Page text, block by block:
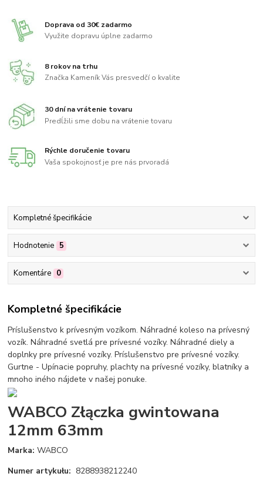
Doprava od 30€ zadarmo
Využite dopravu úplne zadarmo
8 rokov na trhu
Značka Kameník Vás presvedčí o kvalite
30 dní na vrátenie tovaru
Predĺžili sme dobu na vrátenie tovaru
Rýchle doručenie tovaru
Vaša spokojnosť je pre nás prvoradá
Kompletné špecifikácie
Hodnotenie 5
Komentáre 0
Kompletné špecifikácie
Príslušenstvo k prívesným vozíkom. Náhradné koleso na prívesný
vozík. Náhradné svetlá pre prívesné vozíky. Náhradné diely a
doplnky pre prívesné vozíky. Príslušenstvo pre prívesné vozíky.
Gurtne - Upínacie popruhy, plachty na prívesné vozíky, blatníky a
mnoho iného nájdete v našej ponuke.
WABCO Złączka gwintowana
12mm 63mm
Marka: WABCO
Numer artykułu: 8288938212240